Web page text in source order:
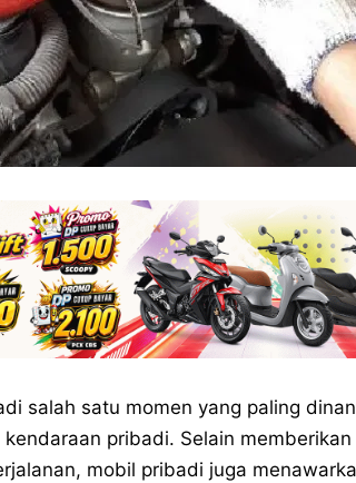
salah satu momen yang paling
pribadi. Selain
mobil pribadi juga